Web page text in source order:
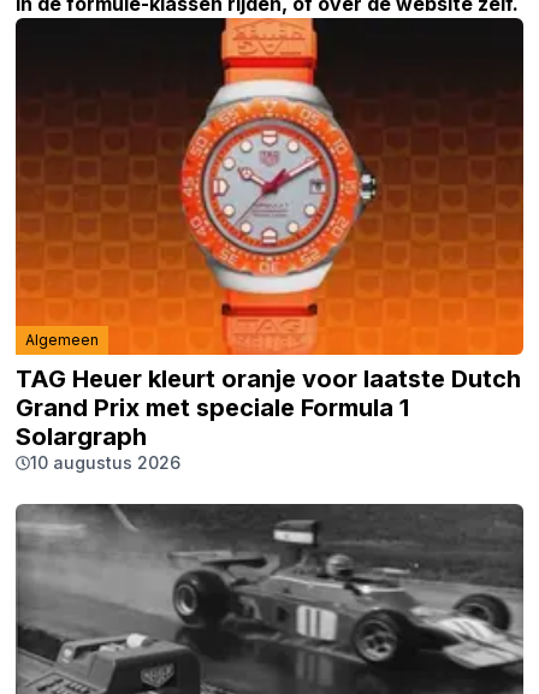
Algemeen
TAG Heuer kleurt oranje voor laatste Dutch
Grand Prix met speciale Formula 1
Solargraph
10 augustus 2026